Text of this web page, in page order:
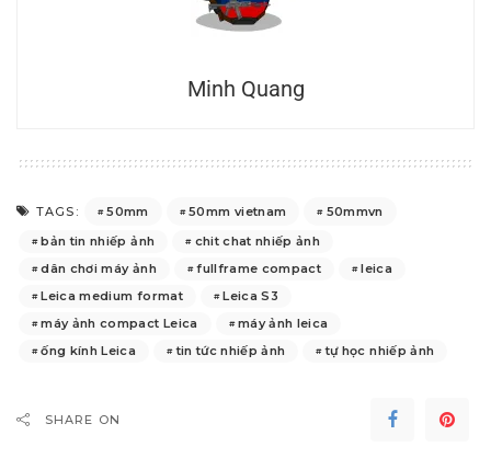
Minh Quang
TAGS: 50mm 50mm vietnam
50mmvn
bản tin nhiếp ảnh
chit chat nhiếp ảnh
dân chơi máy ảnh
fullframe compact
leica
Leica medium format
Leica S3
máy ảnh compact Leica
máy ảnh leica
ống kính Leica
tin tức nhiếp ảnh tự học nhiếp ảnh
SHARE ON